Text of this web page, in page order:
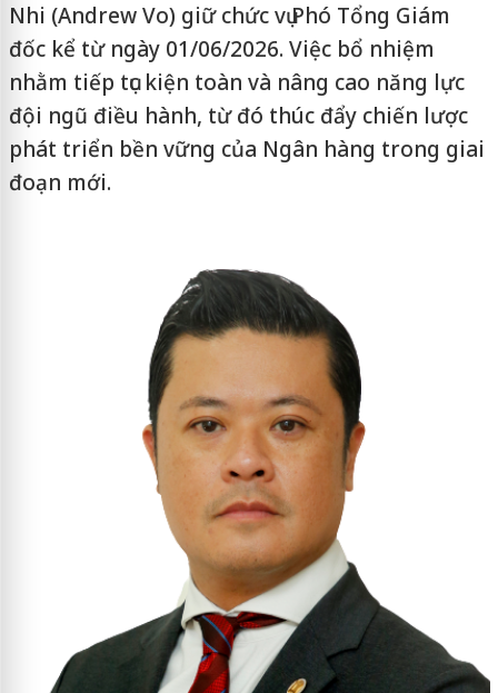
Nhi (Andrew Vo) giữ chức vụ Phó Tổng Giám
đốc kể từ ngày 01/06/2026. Việc bổ nhiệm
nhằm tiếp tục kiện toàn và nâng cao năng lực
đội ngũ điều hành, từ đó thúc đẩy chiến lược
phát triển bền vững của Ngân hàng trong giai
đoạn mới.